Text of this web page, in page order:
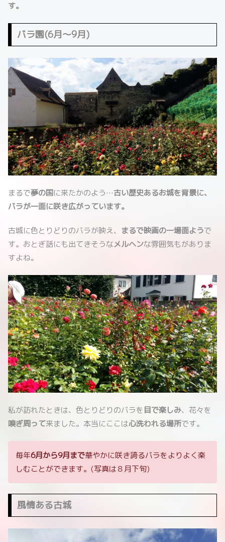
す。
バラ園(6月～9月)
まるで夢の国に来たかのよう…古い歴史あるお城を背景に、
バラが一面に咲き広がっています。
古城に色とりどりのバラが映え、 まるで映画の一場面ようで
す。おとぎ話にも出てきそうなメルヘンな雰囲気もがありま
すよね。
私が訪れたときは、色とりどりのバラを 目で楽しみ、花々を
嗅ぎ周って来ました。本当にここは心洗われる場所です。
毎年6月から9月まで華やかに咲き誇るバラをよりよく楽
しむことができます。(写真は８月下旬)
風情ある古城